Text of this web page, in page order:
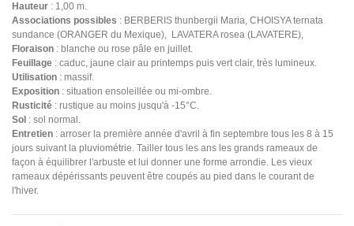
Hauteur : 1,00 m.
Associations possibles : BERBERIS thunbergii Maria, CHOISYA ternata
sundance (ORANGER du Mexique), LAVATERA rosea (LAVATERE),
Floraison : blanche ou rose pâle en juillet.
Feuillage : caduc, jaune clair au printemps puis vert clair, très lumineux.
Utilisation : massif.
Exposition : situation ensoleillée ou mi-ombre.
Rusticité : rustique au moins jusqu'à -15°C.
Sol : sol normal.
Entretien : arroser la première année d'avril à fin septembre tous les 8 à 15
jours suivant la pluviométrie. Tailler tous les ans les grands rameaux de
façon à équilibrer l'arbuste et lui donner une forme arrondie. Les vieux
rameaux dépérissants peuvent être coupés au pied dans le courant de
l'hiver.